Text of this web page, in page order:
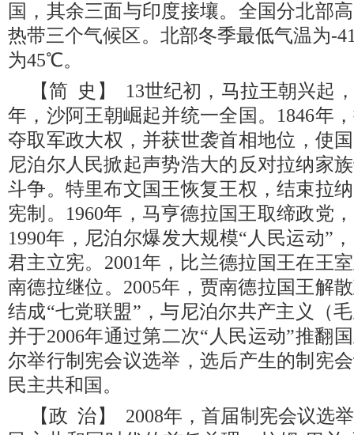
国，其余三面与印度接壤。全国分北部
热带三个气候区。北部冬季最低气温为-
为45℃。
【简 史】 13世纪初，马拉王朝兴起
年，沙阿王朝崛起并统一全国。1846年
夺取军政大权，并获世袭首相地位，使
尼泊尔人民掀起声势浩大的反对拉纳家
斗争。特里布文国王恢复王权，结束拉
宪制。1960年，马亨德拉国王取缔政党
1990年，尼泊尔爆发大规模“人民运动”
君主立宪。2001年，比兰德拉国王在王
南德拉继位。2005年，贾南德拉国王解
结成“七党联盟”，与尼泊尔共产主义（
并于2006年通过第二次“人民运动”推翻
尔举行制宪会议选举，选后产生的制宪
民主共和国。
【政 治】 2008年，首届制宪会议选